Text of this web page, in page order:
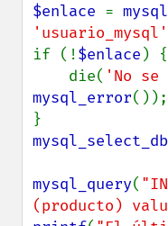
$enlace =
'usuario_mysql'
if (!$enlace ) {
    die(
'No
mysql_error());
mysql_select_db
mysql_query(
(producto)